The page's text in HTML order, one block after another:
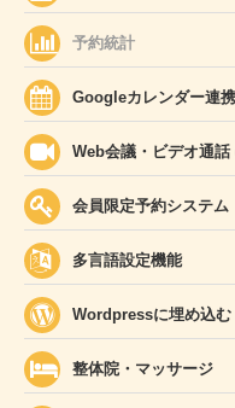
予約統計
Googleカレンダー連携
Web会議・ビデオ通
会員限定予約システム
多言語設定機能
Wordpressに埋め込む
整体院・マッサージ